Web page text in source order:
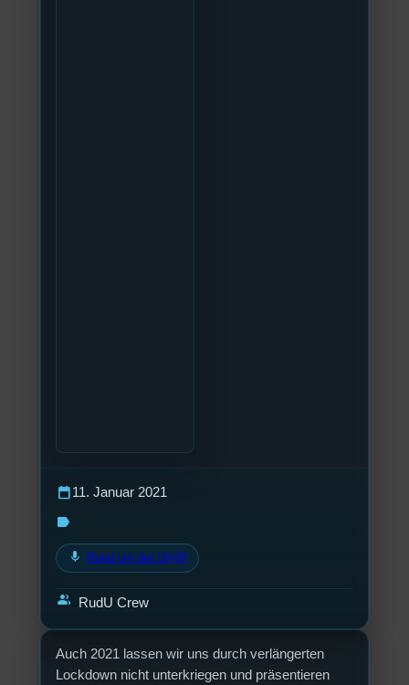
Auch 2021 lassen wir uns durch verlängerten
Lockdown nicht unterkriegen und präsentieren
calendar_today11. Januar 2021
label
mic Rund um die U(h)R
group RudU Crew